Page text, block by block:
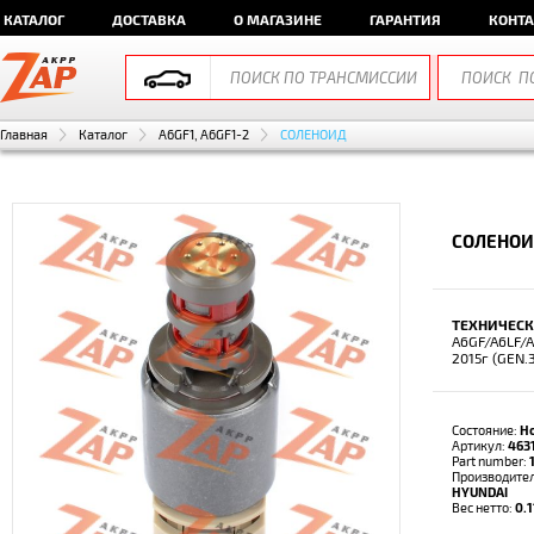
КАТАЛОГ ДОСТАВКА О МАГАЗИНЕ ГАРАНТИЯ
Главная Каталог A6GF1, A6GF1-2 СОЛЕНОИД
A6GF/A6LF/
2015г
Состояние:
Артикул:
Part number:
HYUNDAI
Вес нетто: